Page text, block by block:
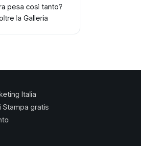
pesa così tanto?
la Galleria
Italia
Stampa gratis